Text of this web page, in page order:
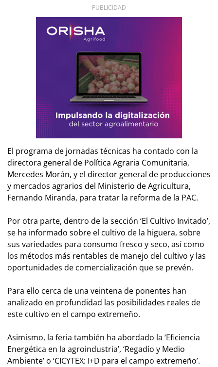
PUBLICIDAD
El programa de jornadas técnicas ha contado con la
directora general de Política Agraria Comunitaria,
Mercedes Morán, y el director general de producciones
y mercados agrarios del Ministerio de Agricultura,
Fernando Miranda, para tratar la reforma de la PAC.
Por otra parte, dentro de la sección ‘El Cultivo Invitado’,
se ha informado sobre el cultivo de la higuera, sobre
sus variedades para consumo fresco y seco, así como
los métodos más rentables de manejo del cultivo y las
oportunidades de comercialización que se prevén.
Para ello cerca de una veintena de ponentes han
analizado en profundidad las posibilidades reales de
este cultivo en el campo extremeño.
Asimismo, la feria también ha abordado la ‘Eficiencia
Energética en la agroindustria’, ‘Regadío y Medio
Ambiente’ o ‘CICYTEX: I+D para el campo extremeño’.